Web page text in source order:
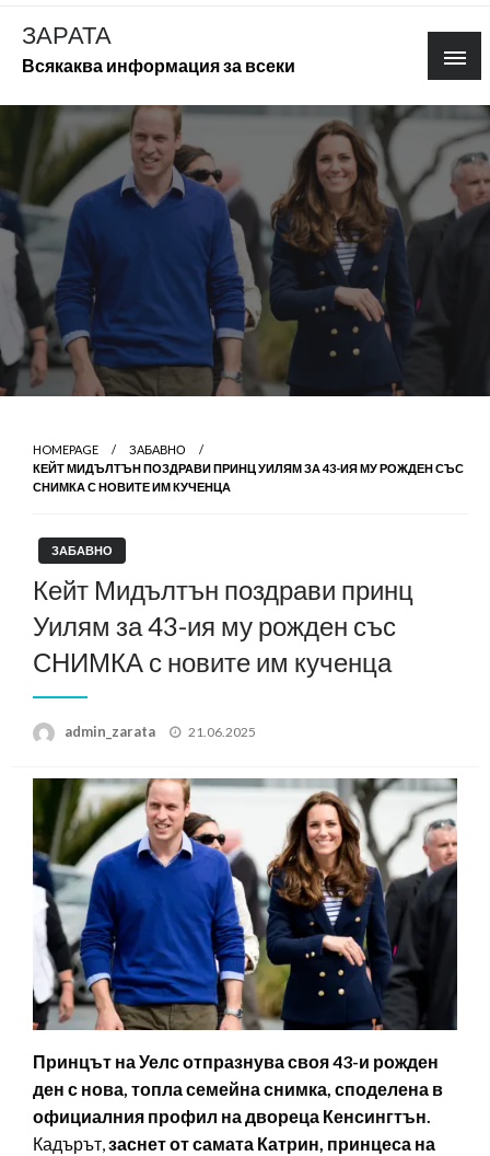
Skip
content
ЗАРАТА
Всякаква информация за всеки
HOMEPAGE
ЗАБАВНО
КЕЙТ МИДЪЛТЪН ПОЗДРАВИ ПРИНЦ УИЛЯМ ЗА 43-ИЯ МУ РОЖДЕН СЪС
СНИМКА С НОВИТЕ ИМ КУЧЕНЦА
ЗАБАВНО
Кейт Мидълтън поздрави принц
Уилям за 43-ия му рожден със
СНИМКА с новите им кученца
admin_zarata
Posted
21.06.2025
Принцът на Уелс отпразнува своя 43-и рожден
ден с нова, топла семейна снимка, споделена в
официалния профил на двореца Кенсингтън.
Кадърът,заснет от самата Катрин, принцеса на